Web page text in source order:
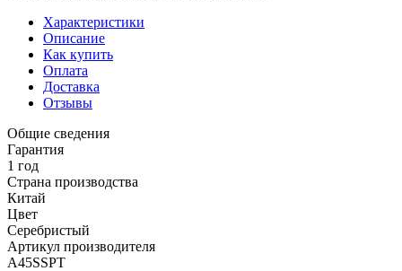
Характеристики
Описание
Как купить
Оплата
Доставка
Отзывы
Общие сведения
Гарантия
1 год
Страна производства
Китай
Цвет
Серебристый
Артикул производителя
A45SSPT